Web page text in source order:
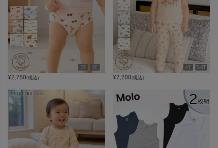
¥2,750(税込) ¥7,700(税込)